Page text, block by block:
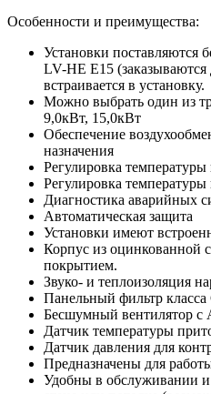
Особенности и преимущества:
Установки поставляются
LV-HE E15 (заказываются
встраивается в установку.
Можно выбрать один из
9,0кВт, 15,0кВт
Обеспечение
назначения
Регулировка температуры
Регулировка
Диагностика аварийных
Автоматическая защита
Установки имеют
Корпус из оцинкованной
покрытием.
Звуко- и теплоизоляция
Панельный фильтр класса
Бесшумный вентилятор с
Датчик температуры
Датчик давления для
Предназначены для
Удобны в обслуживании и